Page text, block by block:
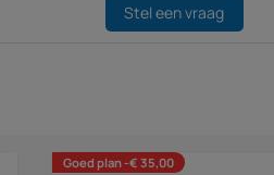
Stel een vraag
Goed plan -€ 35,00